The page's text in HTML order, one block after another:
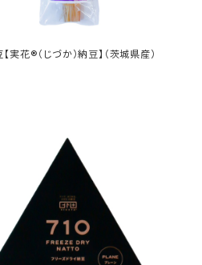
実花®（じづか）納豆】（茨城県産）